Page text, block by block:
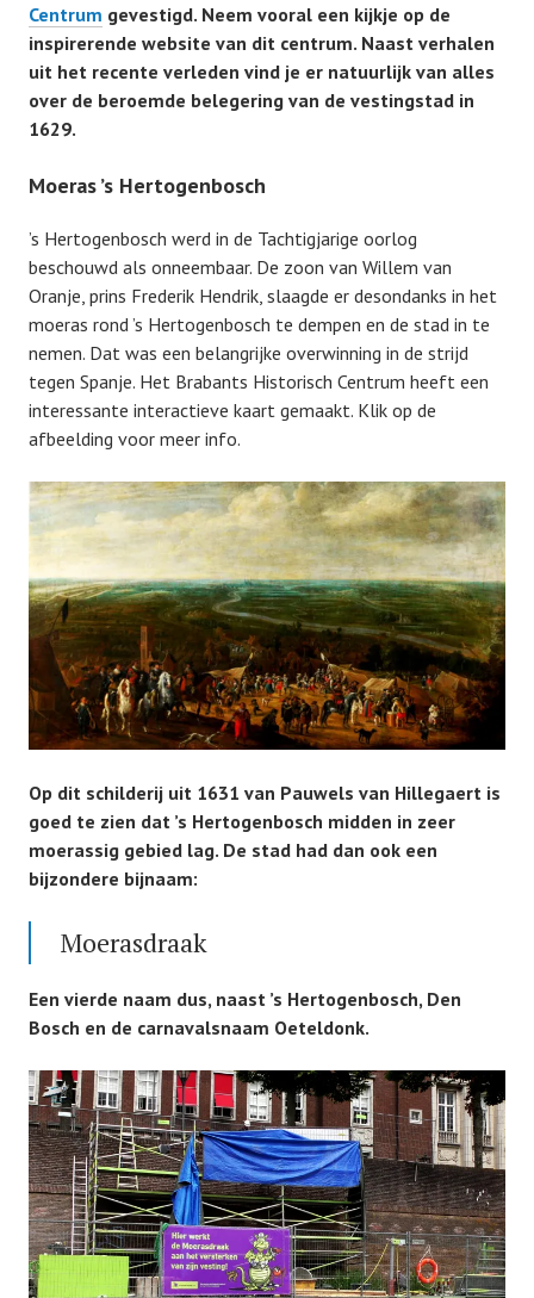
Centrum gevestigd. Neem vooral een kijkje op de
inspirerende website van dit centrum. Naast verhalen
uit het recente verleden vind je er natuurlijk van alles
over de beroemde belegering van de vestingstad in
1629.
Moeras ’s Hertogenbosch
’s Hertogenbosch werd in de Tachtigjarige oorlog
beschouwd als onneembaar. De zoon van Willem van
Oranje, prins Frederik Hendrik, slaagde er desondanks in het
moeras rond ’s Hertogenbosch te dempen en de stad in te
nemen. Dat was een belangrijke overwinning in de strijd
tegen Spanje. Het Brabants Historisch Centrum heeft een
interessante interactieve kaart gemaakt. Klik op de
afbeelding voor meer info.
Op dit schilderij uit 1631 van Pauwels van Hillegaert is
goed te zien dat ’s Hertogenbosch midden in zeer
moerassig gebied lag. De stad had dan ook een
bijzondere bijnaam:
Moerasdraak
Een vierde naam dus, naast ’s Hertogenbosch, Den
Bosch en de carnavalsnaam Oeteldonk.